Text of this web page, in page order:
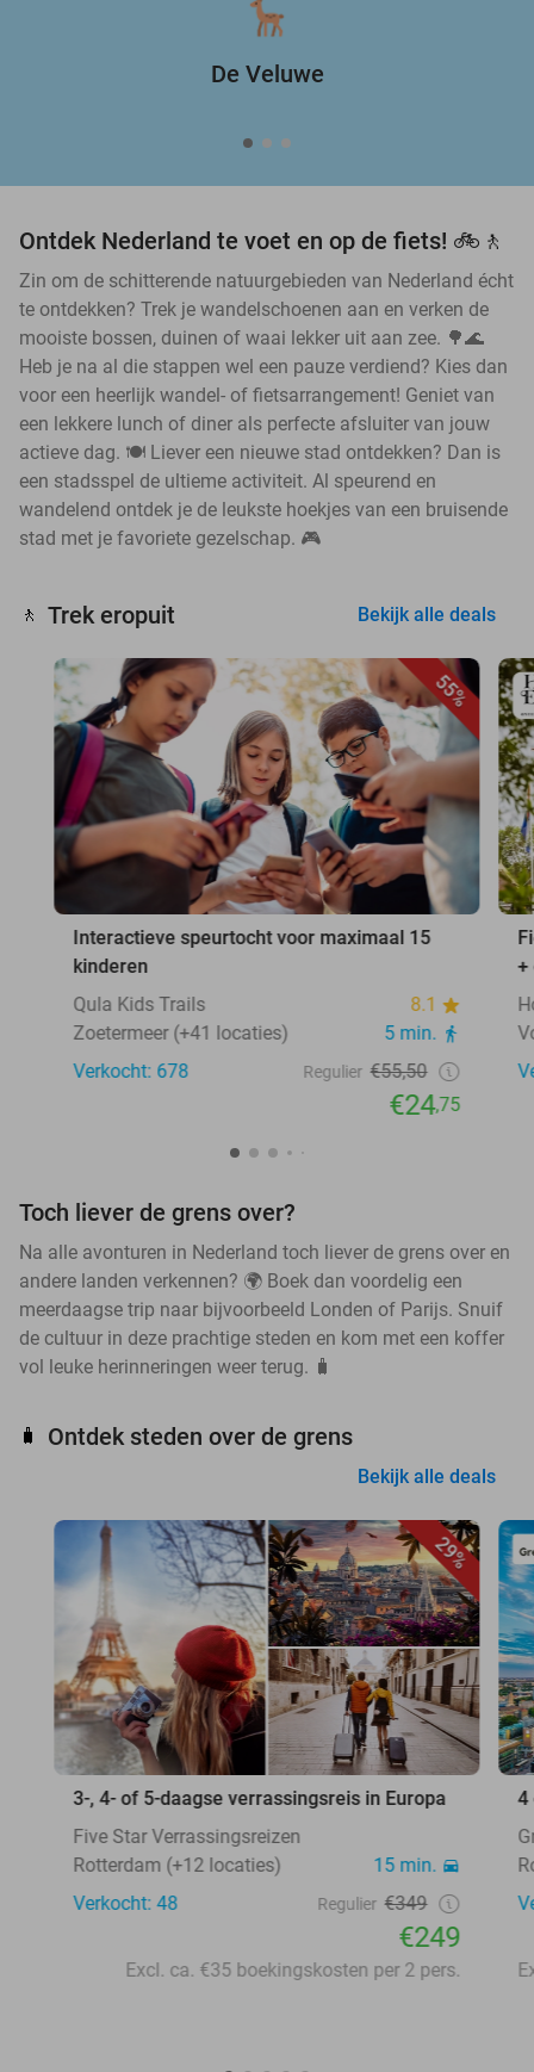
De Veluwe
Ontdek Nederland te voet en op de fiets! 🚲🚶
Zin om de schitterende natuurgebieden van Nederland écht
te ontdekken? Trek je wandelschoenen aan en verken de
mooiste bossen, duinen of waai lekker uit aan zee. 🌳🌊
Heb je na al die stappen wel een pauze verdiend? Kies dan
voor een heerlijk wandel- of fietsarrangement! Geniet van
een lekkere lunch of diner als perfecte afsluiter van jouw
actieve dag. 🍽️ Liever een nieuwe stad ontdekken? Dan is
een stadsspel de ultieme activiteit. Al speurend en
wandelend ontdek je de leukste hoekjes van een bruisende
stad met je favoriete gezelschap. 🎮
🚶 Trek eropuit Bekijk alle deals
55%
Interactieve speurtocht voor maximaal 15
kinderen
Qula Kids Trails
8.1
Zoetermeer (+41 locaties)
5 min.
Verkocht: 678
Regulier €55,50
€24,75
+
Toch liever de grens over?
Na alle avonturen in Nederland toch liever de grens over en
andere landen verkennen? 🌍 Boek dan voordelig een
meerdaagse trip naar bijvoorbeeld Londen of Parijs. Snuif
de cultuur in deze prachtige steden en kom met een koffer
vol leuke herinneringen weer terug. 🧳
🧳 Ontdek steden over de grens
Bekijk alle deals
29%
3-, 4- of 5-daagse verrassingsreis in Europa
Five Star Verrassingsreizen
Rotterdam (+12 locaties)
15 min.
Verkocht: 48
Regulier €349
€249
Excl. ca. €35 boekingskosten per 2 pers.
4